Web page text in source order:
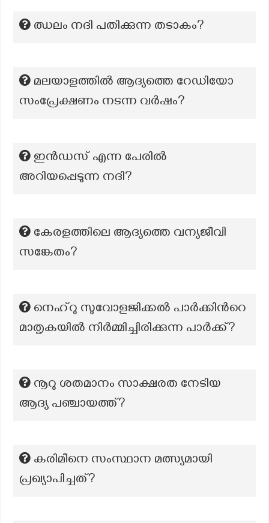
ഝലം നദി പതിക്കുന്ന തടാകം?
മലയാളത്തില്‍ ആദ്യത്തെ റേഡിയോ
സംപ്രേക്ഷണം നടന്ന വര്‍ഷം?
ഇൻഡസ് എന്ന പേരിൽ
അറിയപ്പെടുന്ന നദി?
കേരളത്തിലെ ആദ്യത്തെ വന്യജീവി
സങ്കേതം?
നെഹ്റു സുവോളജിക്കല്‍ പാര്‍ക്കിന്‍റെ
മാതൃകയില്‍ നിര്‍മ്മിച്ചിരിക്കുന്ന പാര്‍ക്ക്?
നൂറു ശതമാനം സാക്ഷരത നേടിയ
ആദ്യ പഞ്ചായത്ത്?
കരിമീനെ സംസ്ഥാന മത്സ്യമായി
പ്രഖ്യാപിച്ചത്?